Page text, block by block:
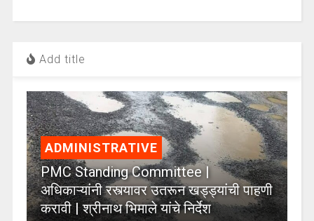
Add title
ADMINISTRATIVE
PMC Standing Committee |
अधिकाऱ्यांनी रस्त्यावर उतरून खड्ड्यांची पाहणी
करावी | श्रीनाथ भिमाले यांचे निर्देश